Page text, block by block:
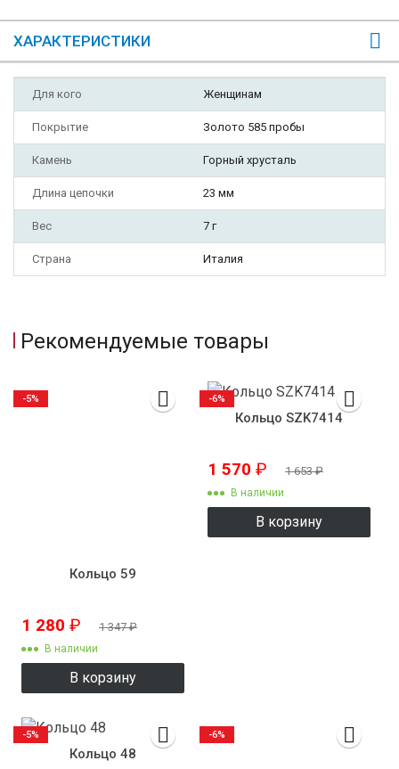
ХАРАКТЕРИСТИКИ
Для кого Женщинам
Покрытие Золото 585 пробы
Камень Горный хрусталь
Длина цепочки 23 мм
Вес 7 г
Страна Италия
Рекомендуемые товары
Кольцо 59
1 280 ₽ 1 347₽
В наличии
В корзину
-5%
Кольцо SZK7414
1 570 ₽ 1 653₽
В наличии
В корзину
-6%
Кольцо 48
-5% -6%